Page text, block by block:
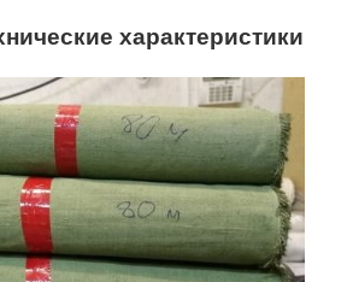
характеристики